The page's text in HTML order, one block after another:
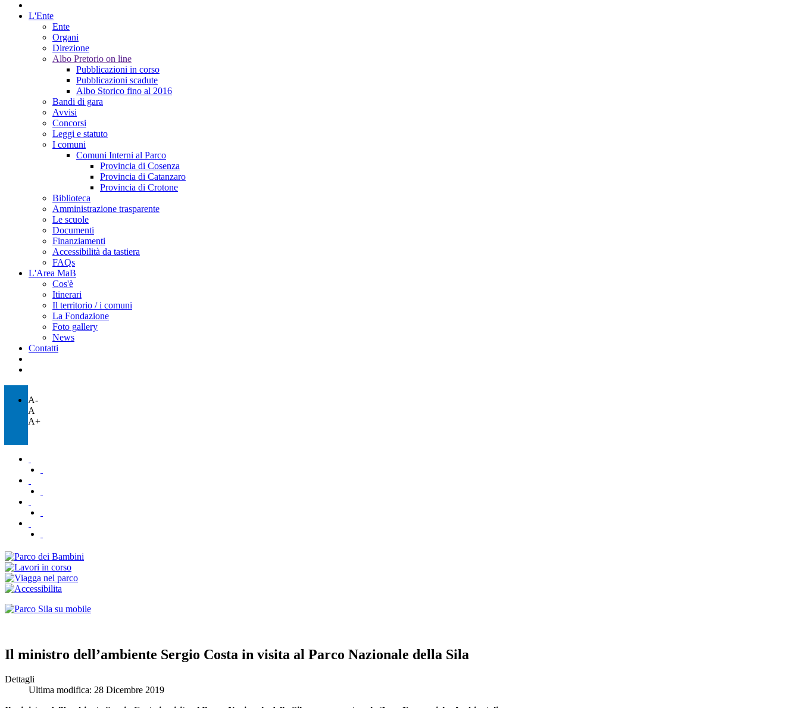
L'Ente
Ente
Organi
Direzione
Albo Pretorio on line
Pubblicazioni in corso
Pubblicazioni scadute
Albo Storico fino al 2016
Bandi di gara
Avvisi
Concorsi
Leggi e statuto
I comuni
Comuni Interni al Parco
Provincia di Cosenza
Provincia di Catanzaro
Provincia di Crotone
Biblioteca
Amministrazione trasparente
Le scuole
Documenti
Finanziamenti
Accessibilità da tastiera
FAQs
L'Area MaB
Cos'è
Itinerari
Il territorio / i comuni
La Fondazione
Foto gallery
News
Contatti
A-
A
A+
Il ministro dell’ambiente Sergio Costa in visita al Parco Nazionale della Sila
Dettagli
Ultima modifica: 28 Dicembre 2019